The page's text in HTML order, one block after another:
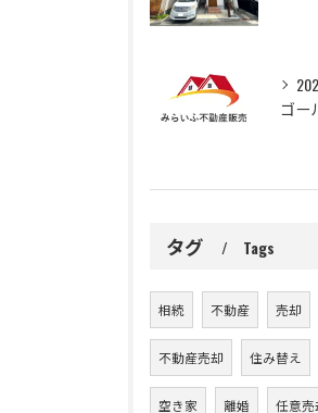
タグ Tags
相続 不動産 売却
不動産売却 住み替え
空き家 離婚 任意売